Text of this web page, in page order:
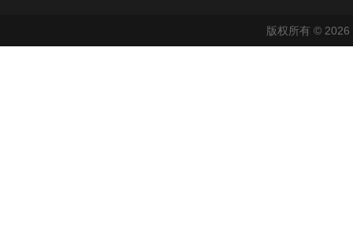
版权所有 ©